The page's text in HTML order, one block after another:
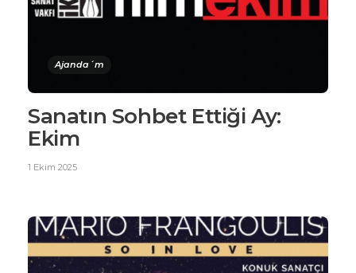
Ajanda´m
Sanatın Sohbet Ettiği Ay:
Ekim
1 Ekim 2025